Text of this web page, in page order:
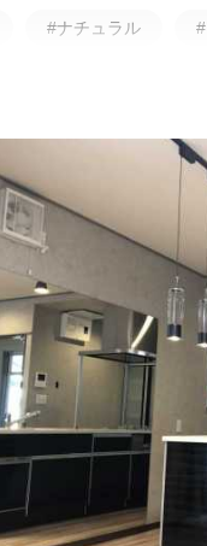
#ナチュラル
#無垢の木 #
ローライフ #自宅
最高 #水辺の住まい